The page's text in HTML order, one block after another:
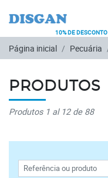
Ir para o conteúdo principal
10% DE
Produto
Página inicial Pecuária
PRODUTOS
Produtos 1 al 12 de 88
FILTROS